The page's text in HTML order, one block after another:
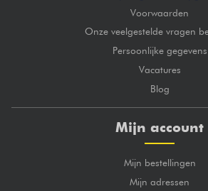
Voorwaarden
Onze veelgestelde vragen
Persoonlijke gegevens
Vacatures
Blog
Mijn account
Mijn bestellingen
Mijn adressen